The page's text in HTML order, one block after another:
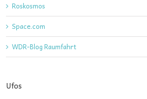
Roskosmos
Space.com
WDR-Blog Raumfahrt
Ufos